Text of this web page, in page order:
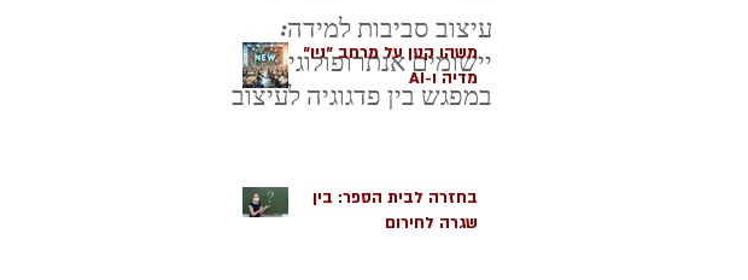
עיצוב סביבות למידה:
יישומים אנתרופולוגיים
במפגש בין פדגוגיה לעיצוב
משהו קטן על מרחב "ניו"
מדיה ו-AI
בחזרה לבית הספר: בין
שגרה לחירום